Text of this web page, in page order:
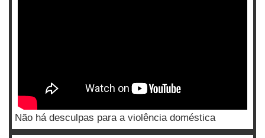
Não há desculpas para a violência doméstica